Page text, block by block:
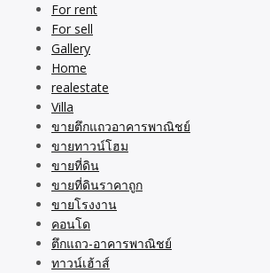
For rent
For sell
Gallery
Home
realestate
Villa
ขายตึกแถวอาคารพาณิชย์
ขายทาวน์โฮม
ขายที่ดิน
ขายที่ดินราคาถูก
ขายโรงงาน
คอนโด
ตึกแถว-อาคารพาณิชย์
ทาวน์เฮ้าส์